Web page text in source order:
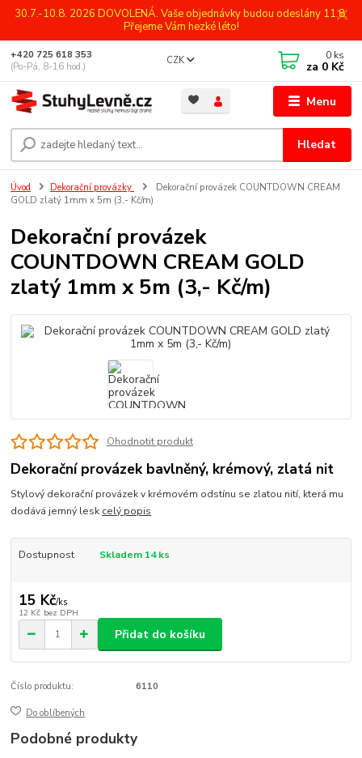
30.7.-10.8. 2026 DOVOLENÁ. Vaše objednávky budou odeslány 11.8.
Přejeme Vám hezké léto!
Menu
CZK
Hledat
+420 725 618 353
(Po-Pá, 8-16 hod.)
0 ks
za 0 Kč
Úvod Dekorační provázky
Dekorační provázek COUNTDOWN CREAM
GOLD zlatý 1mm x 5m (3,- Kč/m)
Dekorační provázek
COUNTDOWN CREAM GOLD
zlatý 1mm x 5m (3,- Kč/m)
Ohodnotit produkt
Dekorační provázek bavlněný, krémový, zlatá nit
Stylový dekorační provázek v krémovém odstínu se zlatou nití, která mu
dodává jemný lesk celý popis
Dostupnost Skladem 14 ks
15 Kč/ks
12 Kč bez DPH
Přidat do košíku
Číslo produktu: 6110
Do oblíbených
Podobné produkty